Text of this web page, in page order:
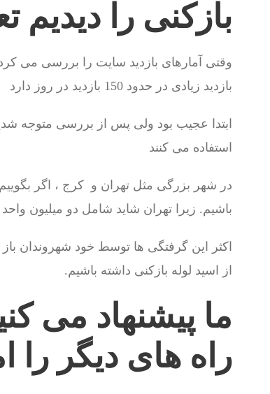
بازکنی را دیدیم
وقتی آمارهای بازدید سایت را بررسی می
بازدید زیادی در حدود 150 بازدید در روز دارد
ابتدا عجیب بود ولی پس از بررسی متوجه
استفاده می کنند
در شهر بزرگی مثل تهران و کرج ، اگر
باشیم. زیرا تهران شاید شامل دو میلیون واحد
از اسید لوله بازکنی داشته باشیم.
ما پیشنهاد می
راه های دیگر را